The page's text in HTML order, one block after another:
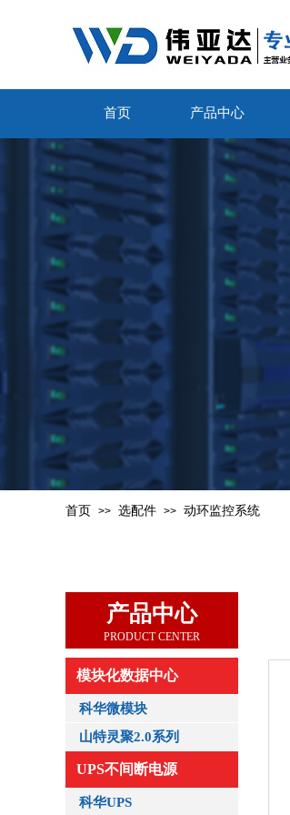
首页 产品中心
首页 >> 选配件 >> 动环监控系统
产品中心
PRODUCT CENTER
模块化数据中心
科华微模块
山特灵聚2.0系列
UPS不间断电源
科华UPS